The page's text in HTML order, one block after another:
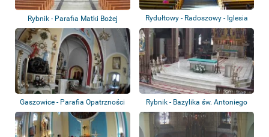
Rybnik - Parafia Matki Bożej
Częstochows...
Rydułtowy - Radoszowy - Iglesia
Gaszowice - Parafia Opatrzności
Bożej
Rybnik - Bazylika św. Antoniego